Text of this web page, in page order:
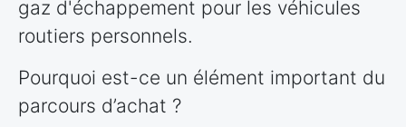
gaz d'échappement pour les véhicules
routiers personnels.
Pourquoi est-ce un élément important du
parcours d’achat ?